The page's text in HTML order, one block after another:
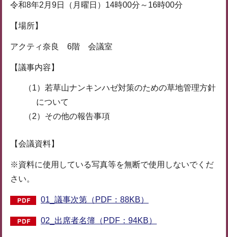
令和8年2月9日（月曜日）14時00分～16時00分
【場所】
アクティ奈良 6階 会議室
【議事内容】
（1）若草山ナンキンハゼ対策のための草地管理方針
について
（2）その他の報告事項
【会議資料】
※資料に使用している写真等を無断で使用しないでくだ
さい。
01_議事次第（PDF：88KB）
02_出席者名簿（PDF：94KB）